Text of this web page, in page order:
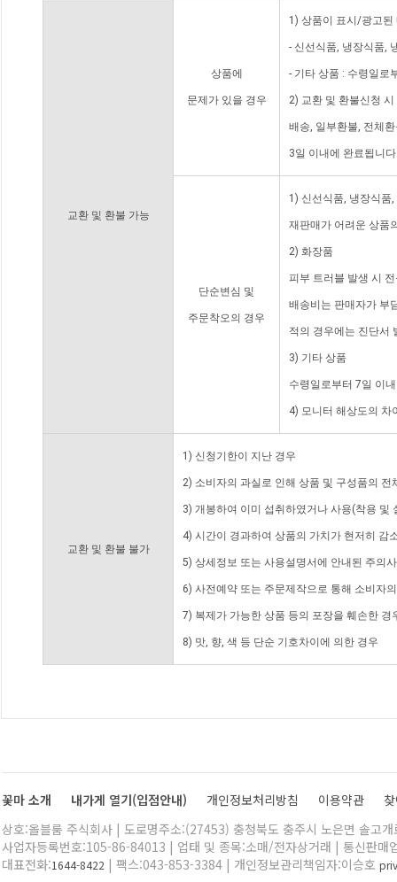
교환 및 환불 가능
상품에
문제가 있을 경우
1) 상품이 표시/광고된
- 신선식품, 냉장식품,
- 기타 상품 : 수령일로
2) 교환 및 환불신청
배송, 일부환불, 전체
3일 이내에 완료됩니
단순변심 및
주문착오의 경우
1) 신선식품, 냉장식품
재판매가 어려운 상품
2) 화장품
피부 트러블 발생 시
배송비는 판매자가 부
적의 경우에는 진단서
3) 기타 상품
수령일로부터 7일 이
4) 모니터 해상도의 차
교환 및 환불 불가
1) 신청기한이 지난 경우
2) 소비자의 과실로 인해 상품 및 구성품의
3) 개봉하여 이미 섭취하였거나 사용(착용 및
4) 시간이 경과하여 상품의 가치가 현저히 감
5) 상세정보 또는 사용설명서에 안내된 주의
6) 사전예약 또는 주문제작으로 통해 소비자
7) 복제가 가능한 상품 등의 포장을 훼손한 경
8) 맛, 향, 색 등 단순 기호차이에 의한 경우
꽃마 소개 내가게 열기(입점안내) 개인정보처리방침 이용약관
상호:올블룸 주식회사 | 도로명주소:(27453) 충청북도 충주시 노은면 솔고
사업자등록번호:105-86-84013 | 업태 및 종목:소매/전자상거래 | 통신판매
대표전화:1644-8422 | 팩스:043-853-3384 | 개인정보관리책임자:이승호